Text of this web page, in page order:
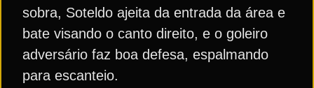
sobra, Soteldo ajeita da entrada da área e
bate visando o canto direito, e o goleiro
adversário faz boa defesa, espalmando
para escanteio.